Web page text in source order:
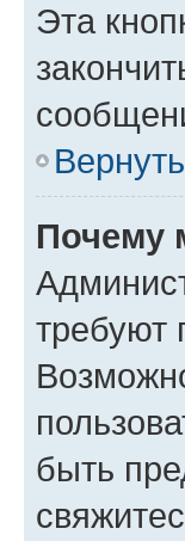
Эта
Почему
требуют
быть